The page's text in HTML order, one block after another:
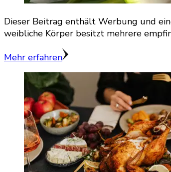
Dieser Beitrag enthält Werbung und
weibliche Körper besitzt mehrere
Mehr erfahren